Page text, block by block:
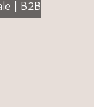
| B2B